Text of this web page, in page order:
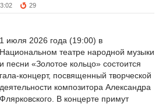
29
1 июля 2026 года (19:00) в
Национальном театре народной музыки
и песни «Золотое кольцо» состоится
гала-концерт, посвященный творческой
деятельности композитора Александра
Флярковского. В концерте примут